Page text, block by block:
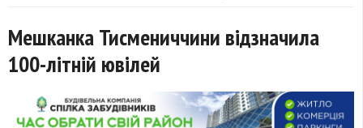
Мешканка Тисмениччини відзначила
100-літній ювілей